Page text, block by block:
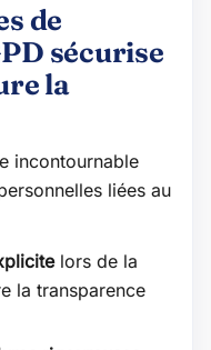
de
sécurise
la
incontournable
liées au
lors de la
la transparence